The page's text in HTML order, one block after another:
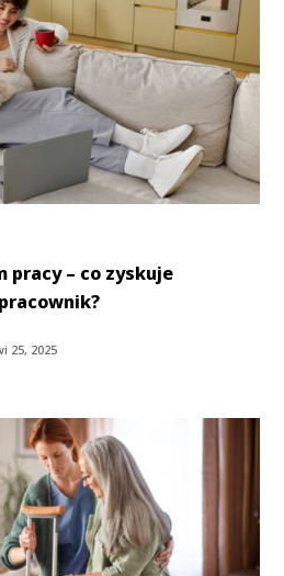
pracy – co zyskuje
25, 2025